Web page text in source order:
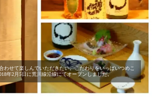
わせて楽しんでいただきたい。こだわりをいっぱいつめこ
年2月5日に荒川線沿線にてオープンしました。